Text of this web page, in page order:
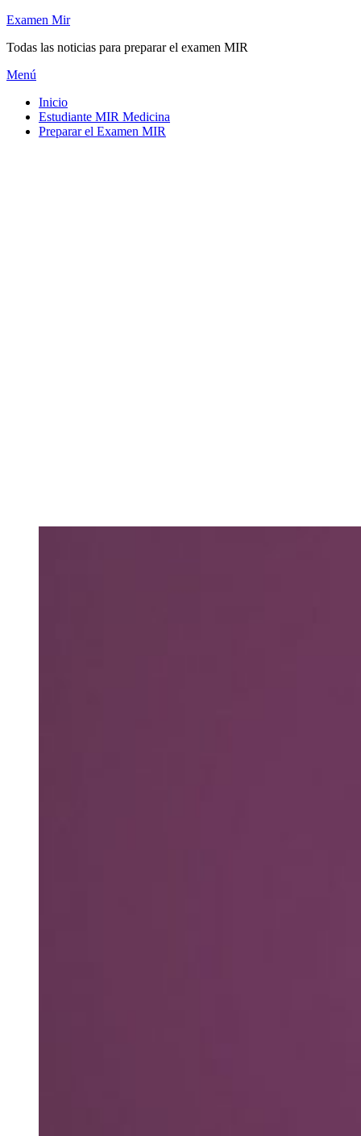
Saltar
contenido
Examen Mir
Todas las noticias para preparar el examen MIR
Menú
Inicio
Estudiante MIR Medicina
Preparar el Examen MIR